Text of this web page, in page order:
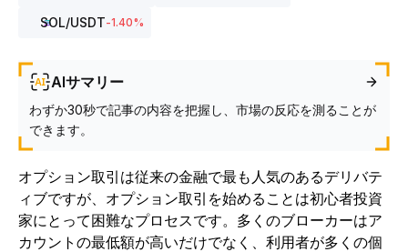
SOL/USDT-1.40%
AIサマリー
わずか30秒で記事の内容を把握し、市場の反応を測ることが
できます。
オプション取引は従来の金融で最も人気のあるデリバテ
ィブですが、オプション取引を始めることは初心者投資
家にとって困難なプロセスです。多くのブローカーはア
カウントの最低額が高いだけでなく、利用者が多くの個